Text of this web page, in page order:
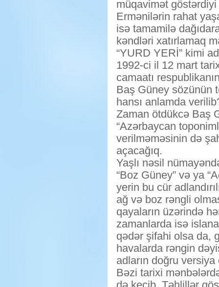
müqavimət
Ermənilərin rahat
isə tamamilə
kəndləri xatırlamaq
“YURD YERİ” kimi
1992-ci il 12 mart
camaatı
Baş Güney sözünün
hansı anlamda
Zaman ötdükcə Baş
“Azərbaycan
verilməməsinin də
açacağıq.
Yaşlı nəsil
“Boz Güney” və ya
yerin bu cür
ağ və boz rəngli
qayaların üzərində
zamanlarda isə
qədər şifahi olsa da,
havalarda rəngin
adların doğru
Bəzi tarixi